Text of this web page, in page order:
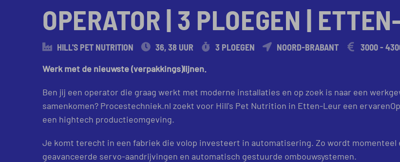
OPERATOR | 3 PLOEGEN |
HILL'S PET NUTRITION 36, 38 UUR 3 PLOEGEN NOORD-BRABANT
3000 -
Werk met de nieuwste (verpakkings)lijnen.
Ben jij een operator die graag werkt met moderne installaties en op zoek is naar een
samenkomen? Procestechniek.nl zoekt voor Hill's Pet Nutrition in Etten-Leur een
een hightech productieomgeving.
Je komt terecht in een fabriek die volop investeert in automatisering. Zo wordt
geavanceerde servo-aandrijvingen en automatisch gestuurde ombouwsystemen.